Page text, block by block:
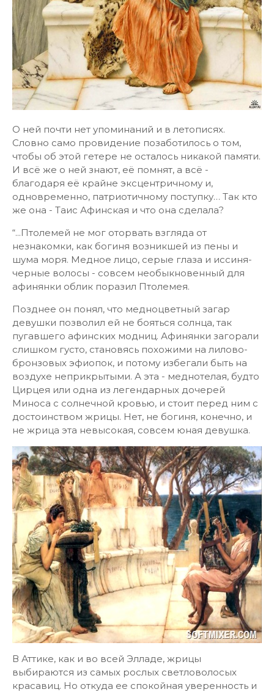
О ней почти нет упоминаний и в летописях.
Словно само провидение позаботилось о том,
чтобы об этой гетере не осталось никакой памяти.
И всё же о ней знают, её помнят, а всё -
благодаря её крайне эксцентричному и,
одновременно, патриотичному поступку… Так кто
же она - Таис Афинская и что она сделала?
“...Птолемей не мог оторвать взгляда от
незнакомки, как богиня возникшей из пены и
шума моря. Медное лицо, серые глаза и иссиня-
черные волосы - совсем необыкновенный для
афинянки облик поразил Птолемея.
Позднее он понял, что медноцветный загар
девушки позволил ей не бояться солнца, так
пугавшего афинских модниц. Афинянки загорали
слишком густо, становясь похожими на лилово-
бронзовых эфиопок, и потому избегали быть на
воздухе неприкрытыми. А эта - меднотелая, будто
Цирцея или одна из легендарных дочерей
Миноса с солнечной кровью, и стоит перед ним с
достоинством жрицы. Нет, не богиня, конечно, и
не жрица эта невысокая, совсем юная девушка.
В Аттике, как и во всей Элладе, жрицы
выбираются из самых рослых светловолосых
красавиц. Но откуда ее спокойная уверенность и